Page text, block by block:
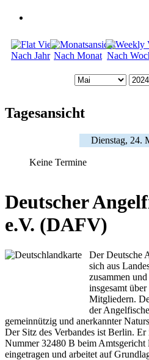
Nach Jahr Nach Monat Nach
Tagesansicht
Dienstag, 24.
Keine Termine
Deutscher
e.V. (DAFV)
Der Deutsche
sich aus
zusammen
insgesamt
Mitgliedern.
der
gemeinnützig und anerkannter
Der Sitz des Verbandes ist Berlin.
Nummer 32480 B beim
eingetragen und arbeitet auf